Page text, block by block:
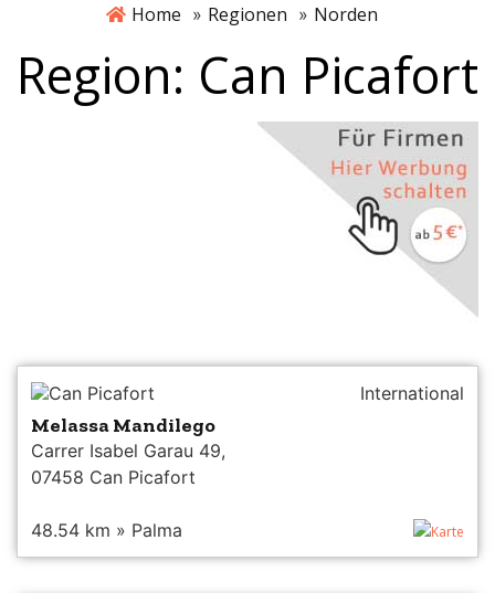
Home » Regionen » Norden
Region: Can Picafort
Can Picafort International
Melassa Mandilego
Carrer Isabel Garau 49,
07458 Can Picafort
48.54 km » Palma Karte